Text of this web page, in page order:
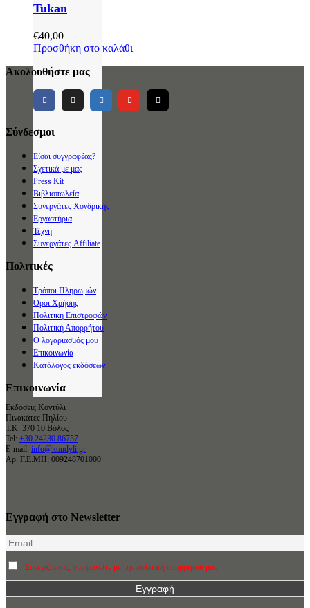
Tukan
€40,00
Προσθήκη στο καλάθι
Ακολουθήστε μας
Σύνδεσμοι
Είσαι συγγραφέας?
Σχετικά με μας
Press Kit
Βιβλιοπωλεία
Συνεργάτες Χονδρικής
Εργαστήρια
Τέχνη
Συνεργάτες Affiliate
Πολιτικές
Τρόποι Πληρωμών
Όροι Χρήσης
Πολιτική Επιστροφών
Πολιτική Απορρήτου
Ο λογαριασμός μου
Επικοινωνία
Κατάλογος εκδόσεων
Επικοινωνία
Εκδόσεις Κοντύλι
Πινακάτες Πηλίου
Τ.Κ. 370 10 Βόλος
Tel: +30 24230 86757
E-mail: info@kondyli.gr
Αρ. Γ.Ε.ΜΗ: 009248701000
Εγγραφή στο Newsletter
Συνεχίζοντας, συμφωνείτε με την πολιτική απορρήτου μας